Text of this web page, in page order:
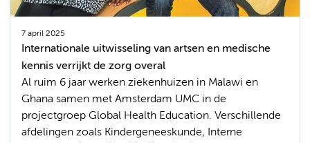
7 april 2025
Internationale uitwisseling van artsen en medische
kennis verrijkt de zorg overal
Al ruim 6 jaar werken ziekenhuizen in Malawi en
Ghana samen met Amsterdam UMC in de
projectgroep Global Health Education. Verschillende
afdelingen zoals Kindergeneeskunde, Interne